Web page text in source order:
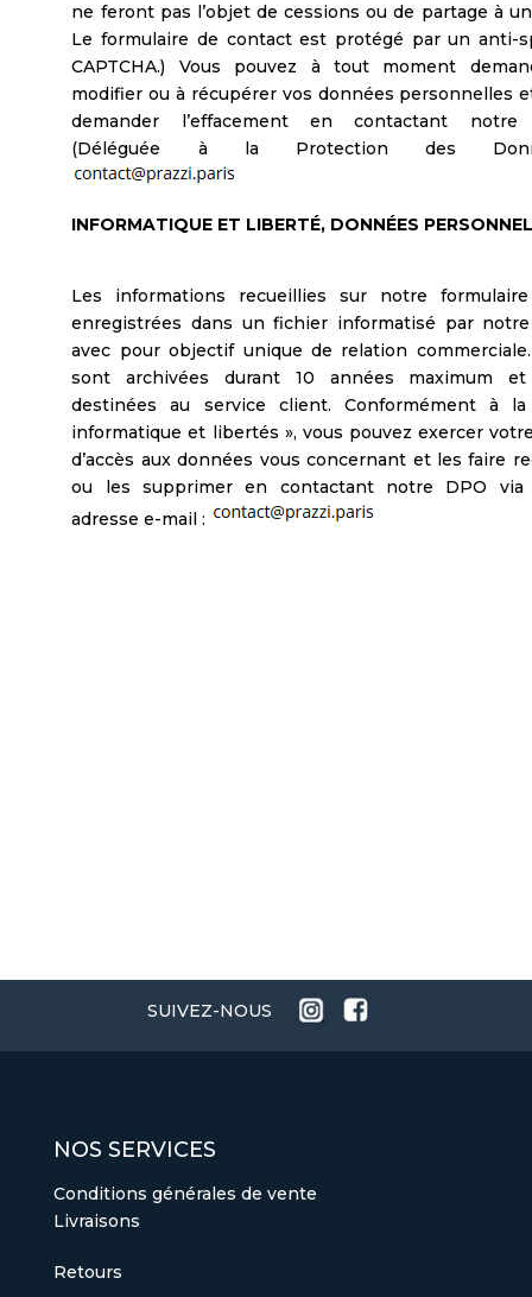
ne feront pas l’objet de cessions ou de partage à
Le formulaire de contact est protégé par un anti-
CAPTCHA.) Vous pouvez à tout moment
modifier ou à récupérer vos données personnelles
demander l’effacement en contactant notre
(Déléguée à la Protection des
INFORMATIQUE ET LIBERTÉ, DONNÉES
Les informations recueillies sur notre
enregistrées dans un fichier informatisé par
avec pour objectif unique de relation
sont archivées durant 10 années maximum
destinées au service client. Conformément à
informatique et libertés », vous pouvez exercer
d’accès aux données vous concernant et les faire
ou les supprimer en contactant notre DPO via
adresse e-mail :
SUIVEZ-NOUS
Conditions générales de vente
Livraisons
NOS SERVICES
Retours